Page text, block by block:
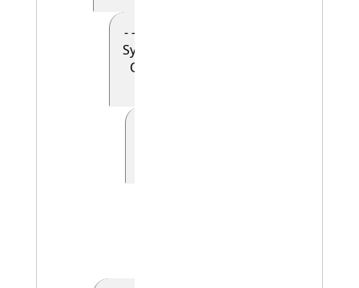
- - - - E90
Symbolic
Object